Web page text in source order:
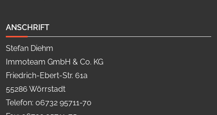
ANSCHRIFT
Stefan Diehm
Immoteam GmbH & Co. KG
Friedrich-Ebert-Str. 61a
55286 Wörrstadt
Telefon: 06732 95711-70